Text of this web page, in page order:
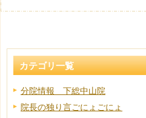
カテゴリ一覧
分院情報 下総中山院
院長の独り言ごにょごにょ